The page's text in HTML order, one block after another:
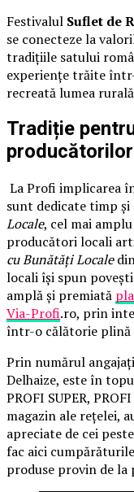
Festivalul Suflet de
se conecteze la
tradițiile satului
experiențe trăite
recreată lumea
Tradiție
La Profi implicarea
sunt dedicate timp
Locale, cel mai
producători locali
cu Bunătăți Locale
locali își spun
amplă și premiată
Via-Profi.ro, prin
într-o călătorie plină
Prin numărul
Delhaize, este în
PROFI SUPER,
magazin ale rețelei,
apreciate de cei
fac aici
produse provin de la